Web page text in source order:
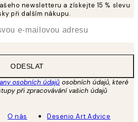
newsletteru a získejte 15 % slevu
při dalším nákupu.
ODESLAT
osobních údajů osobních údajů, které
při zpracovávání vašich údajů
O nás
Desenio Art Advice